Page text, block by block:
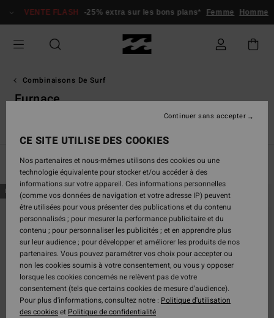
sélection
produits
VENTE FLASH -25% extra sur les bons plans* Femme Homme
Combinaisons De Surf
Furnace
Filtrer & Trier
Passer
aux
critères
filtrage
recherche
Aller
a
NOUVEAUTÉ NOUVEAUTÉ
CE SITE UTILISE DES COOKIES
Nos partenaires et nous-mêmes utilisons des cookies ou une
technologie équivalente pour stocker et/ou accéder à des
informations sur votre appareil. Ces informations personnelles
(comme vos données de navigation et votre adresse IP) peuvent
être utilisées pour vous présenter des publications et du contenu
personnalisés ; pour mesurer la performance publicitaire et du
contenu ; pour personnaliser les publicités ; et en apprendre plus
sur leur audience ; pour développer et améliorer les produits de nos
partenaires. Vous pouvez paramétrer vos choix pour accepter ou
non les cookies soumis à votre consentement, ou vous y opposer
lorsque les cookies concernés ne relèvent pas de votre
consentement (tels que certains cookies de mesure d’audience).
Pour plus d'informations, consultez notre : Politique d'utilisation
des cookieset Politique de confidentialité
Continuer sans accepter